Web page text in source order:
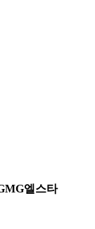
엘스타